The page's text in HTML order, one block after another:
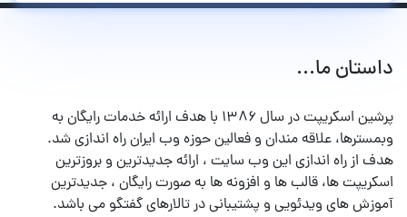
داستان ما...
پرشین اسکریپت در سال ۱۳۸۶ با هدف ارائه خدمات رایگان به
وبمسترها، علاقه مندان و فعالین حوزه وب ایران راه اندازی شد.
هدف از راه اندازی این وب سایت ، ارائه جدیدترین و بروزترین
اسکریپت ها، قالب ها و افزونه ها به صورت رایگان ، جدیدترین
آموزش های ویدئویی و پشتیبانی در تالارهای گفتگو می باشد.